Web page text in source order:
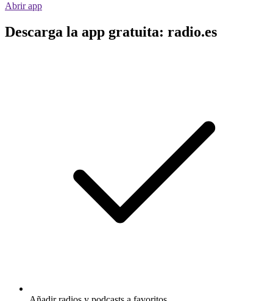
Abrir app
Descarga la app gratuita: radio.es